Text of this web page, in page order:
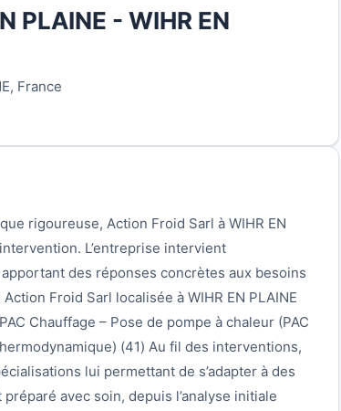
PLAINE - WIHR EN
France
rigoureuse, Action Froid Sarl à WIHR EN
L’entreprise intervient
des réponses concrètes aux besoins
Froid Sarl localisée à WIHR EN PLAINE
Chauffage – Pose de pompe à chaleur (PAC
(41) Au fil des interventions,
lui permettant de s’adapter à des
avec soin, depuis l’analyse initiale